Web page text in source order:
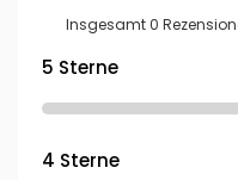
Insgesamt 0
5 Sterne
4 Sterne